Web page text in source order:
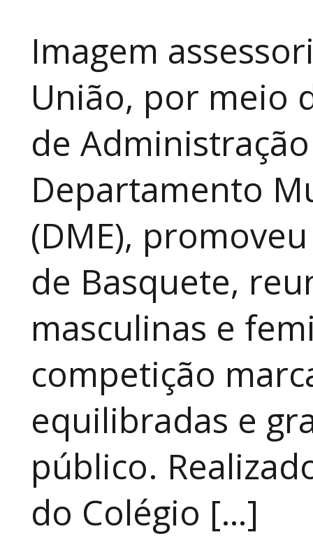
Imagem
União, por meio
de
Departamento
(DME),
de Basquete,
masculinas e
competição
equilibradas e
público.
do Colégio […]